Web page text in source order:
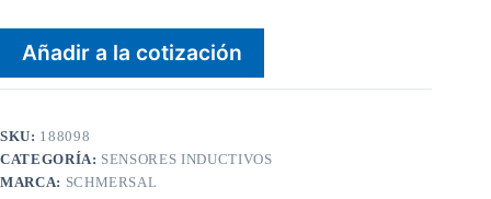
Añadir a la cotización
SKU: 188098
CATEGORÍA: SENSORES INDUCTIVOS
MARCA: SCHMERSAL